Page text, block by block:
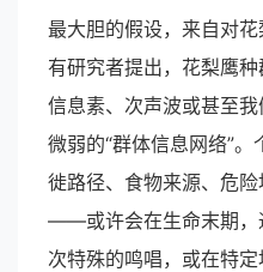
最大胆的假设，来自对花
有研究者提出，花梨鹰
信息素、次声波或甚至我
微弱的“群体信息网络”
徙路径、食物来源、危
——或许会在生命末期，
次特殊的鸣唱，或在特